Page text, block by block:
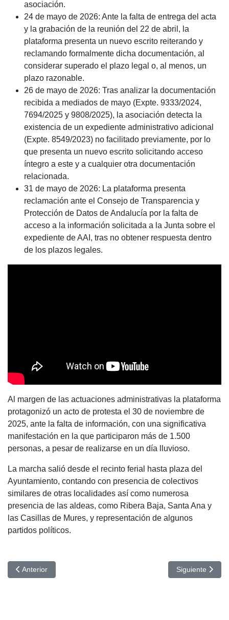
asociación.
24 de mayo de 2026: Ante la falta de entrega del acta
y la grabación de la reunión del 22 de abril, la
plataforma presenta un nuevo escrito reiterando y
reclamando formalmente dicha documentación, al
considerar superado el plazo legal o, al menos, un
plazo razonable.
26 de mayo de 2026: Tras analizar la documentación
recibida a mediados de mayo (Expte. 9333/2024,
7694/2025 y 9808/2025), la asociación detecta la
existencia de un expediente administrativo adicional
(Expte. 8549/2023) no facilitado previamente, por lo
que presenta un nuevo escrito solicitando acceso
íntegro a este y a cualquier otra documentación
relacionada.
31 de mayo de 2026: La plataforma presenta
reclamación ante el Consejo de Transparencia y
Protección de Datos de Andalucía por la falta de
acceso a la información solicitada a la Junta sobre el
expediente de AAI, tras no obtener respuesta dentro
de los plazos legales.
Al margen de las actuaciones administrativas la plataforma
protagonizó un acto de protesta el 30 de noviembre de
2025, ante la falta de información, con una significativa
manifestación en la que participaron más de 1.500
personas, a pesar de realizarse en un día lluvioso.
La marcha salió desde el recinto ferial hasta plaza del
Ayuntamiento, contando con presencia de colectivos
similares de otras localidades así como numerosa
presencia de las aldeas, como Ribera Baja, Santa Ana y
las Casillas de Mures, y representación de algunos
partidos políticos.
Artículo anterior: Xavier Munuera y su historia de supervivencia
Anterior Artículo
Siguiente